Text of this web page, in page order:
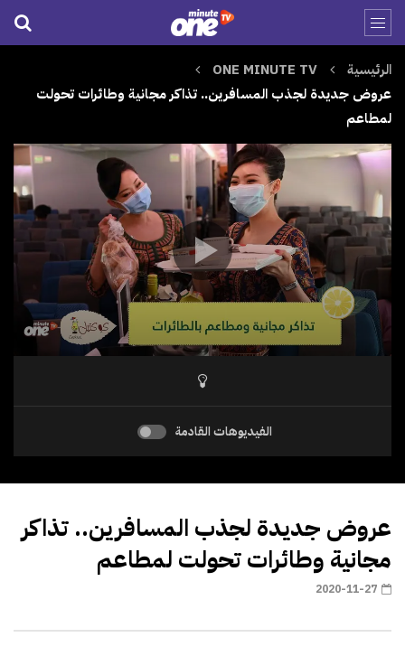
الرئيسية
ONE MINUTE TV
عروض جديدة لجذب المسافرين.. تذاكر مجانية وطائرات تحولت
لمطاعم
الفيديوهات القادمة
عروض جديدة لجذب المسافرين.. تذاكر
مجانية وطائرات تحولت لمطاعم
2020-11-27